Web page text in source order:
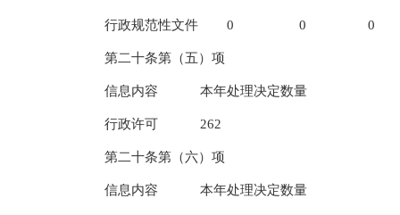
行政规范性文件 0 0 0
第二十条第（五）项
信息内容 本年处理决定数量
行政许可 262
第二十条第（六）项
信息内容 本年处理决定数量